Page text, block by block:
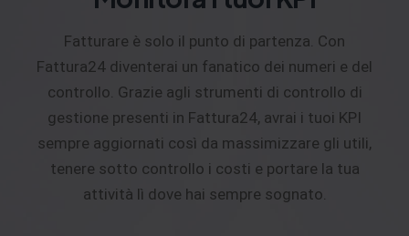
Fatturare è solo il punto di partenza. Con
Fattura24 diventerai un fanatico dei numeri e del
controllo. Grazie agli strumenti di controllo di
gestione presenti in Fattura24, avrai i tuoi KPI
sempre aggiornati così da massimizzare gli utili,
tenere sotto controllo i costi e portare la tua
attività lì dove hai sempre sognato.